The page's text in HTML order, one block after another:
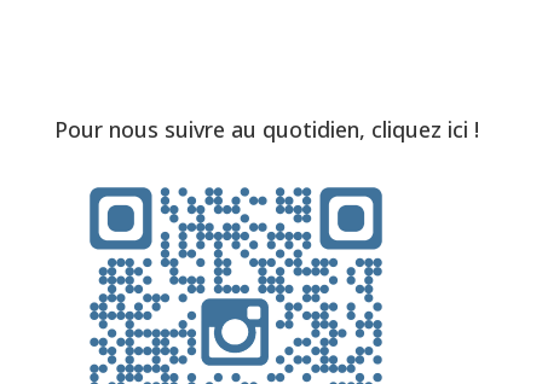
Pour nous suivre au quotidien, cliquez ici !